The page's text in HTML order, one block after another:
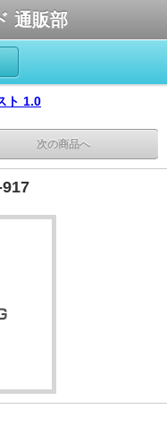
通販部
ト 1.0
次の商品へ